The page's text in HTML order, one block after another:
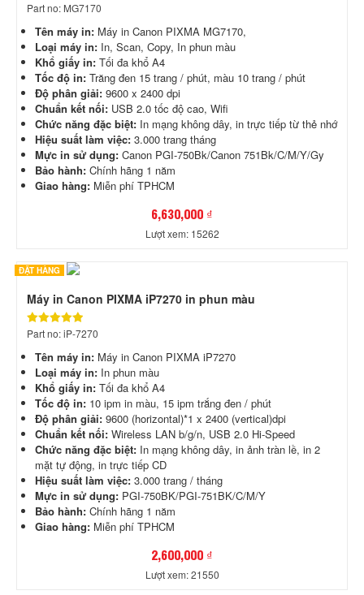
Part no: MG7170
Tên máy in: Máy in Canon PIXMA MG7170,
Loại máy in: In, Scan, Copy, In phun màu
Khổ giấy in: Tối đa khổ A4
Tốc độ in: Trăng đen 15 trang / phút, màu 10 trang / phút
Độ phân giải: 9600 x 2400 dpi
Chuẩn kết nối: USB 2.0 tốc độ cao, Wifi
Chức năng đặc biệt: In mạng không dây, in trực tiếp từ thẻ nhớ
Hiệu suất làm việc: 3.000 trang tháng
Mực in sử dụng: Canon PGI-750Bk/Canon 751Bk/C/M/Y/Gy
Bảo hành: Chính hãng 1 năm
Giao hàng: Miễn phí TPHCM
6,630,000 ₫
Lượt xem: 15262
ĐẶT HÀNG
Máy in Canon PIXMA iP7270 in phun màu
Part no: iP-7270
Tên máy in: Máy in Canon PIXMA iP7270
Loại máy in: In phun màu
Khổ giấy in: Tối đa khổ A4
Tốc độ in: 10 ipm in màu, 15 ipm trắng đen / phút
Độ phân giải: 9600 (horizontal)*1 x 2400 (vertical)dpi
Chuẩn kết nối: Wireless LAN b/g/n, USB 2.0 Hi-Speed
Chức năng đặc biệt: In mạng không dây, in ảnh tràn lề, in 2
mặt tự động, in trực tiếp CD
Hiệu suất làm việc: 3.000 trang / tháng
Mực in sử dụng: PGI-750BK/PGI-751BK/C/M/Y
Bảo hành: Chính hãng 1 năm
Giao hàng: Miễn phí TPHCM
2,600,000 ₫
Lượt xem: 21550